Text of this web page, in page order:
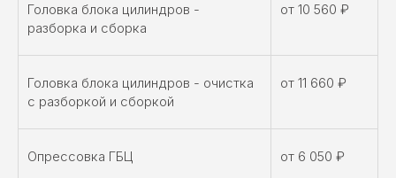
Головка блока цилиндров -
разборка и сборка
от 10 560 ₽
Головка блока цилиндров - очистка
с разборкой и сборкой
от 11 660 ₽
Опрессовка ГБЦ от 6 050 ₽